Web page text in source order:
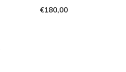
€180,00